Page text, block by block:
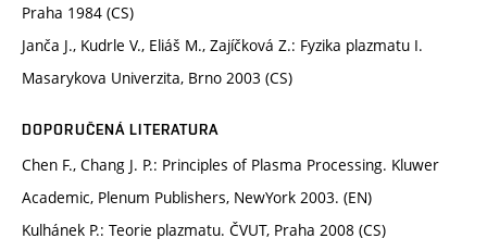
Praha 1984 (CS)
Janča J., Kudrle V., Eliáš M., Zajíčková Z.: Fyzika plazmatu I.
Masarykova Univerzita, Brno 2003 (CS)
DOPORUČENÁ LITERATURA
Chen F., Chang J. P.: Principles of Plasma Processing. Kluwer
Academic, Plenum Publishers, NewYork 2003. (EN)
Kulhánek P.: Teorie plazmatu. ČVUT, Praha 2008 (CS)